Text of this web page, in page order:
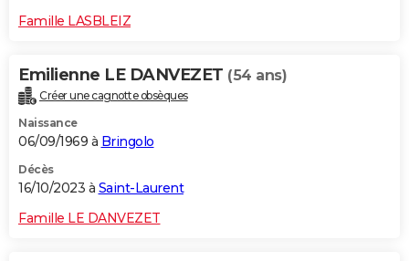
Famille LASBLEIZ
Emilienne LE DANVEZET (54 ans)
Créer une cagnotte obsèques
Naissance
06/09/1969 à Bringolo
Décès
16/10/2023 à Saint-Laurent
Famille LE DANVEZET